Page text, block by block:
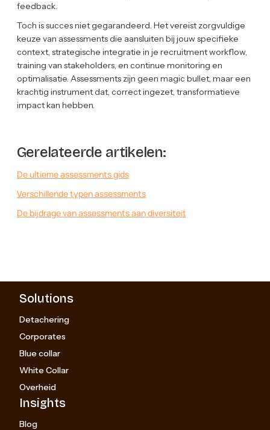
feedback.
Toch is succes niet gegarandeerd. Het vereist zorgvuldige
keuze van assessments die aansluiten bij jouw specifieke
context, strategische integratie in je recruitment workflow,
training van stakeholders, en continue monitoring en
optimalisatie. Assessments zijn geen magic bullet, maar een
krachtig instrument dat, correct ingezet, transformatieve
impact kan hebben.
Gerelateerde artikelen:
De ultieme assessments gids
Verschillende typen assessments​​
De bijdrage van assessments aan diversiteit
Solutions
Detachering
Corporates
Blue collar
White Collar
Overheid
Insights
Blog